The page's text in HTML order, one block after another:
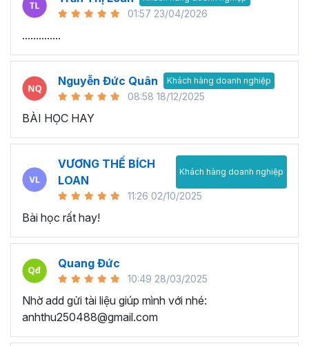
01:57 23/04/2026
..............
Nguyễn Đức Quân Khách hàng doanh nghiệp
08:58 18/12/2025
BÀI HỌC HAY
VƯƠNG THẾ BÍCH
LOAN
Khách hàng doanh nghiệp
11:26 02/10/2025
Bài học rất hay!
Quang Đức
10:49 28/03/2025
Nhờ add gửi tài liệu giúp mình với nhé:
anhthu250488@gmail.com